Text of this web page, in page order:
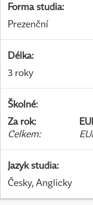
Forma studia:
Prezenční
Délka:
3 roky
Školné:
Za rok:
Celkem:
Jazyk studia:
Česky, Anglicky